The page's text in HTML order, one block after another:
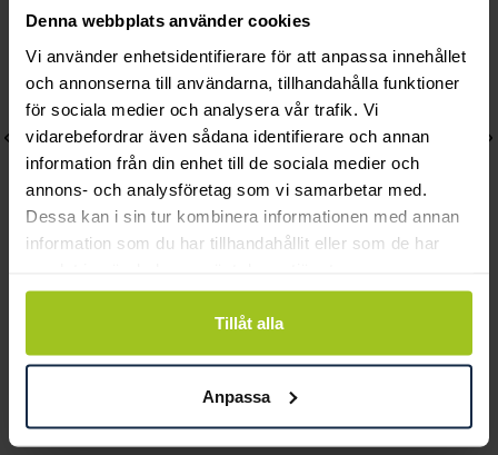
Denna webbplats använder cookies
Vi använder enhetsidentifierare för att anpassa innehållet
och annonserna till användarna, tillhandahålla funktioner
för sociala medier och analysera vår trafik. Vi
vidarebefordrar även sådana identifierare och annan
information från din enhet till de sociala medier och
annons- och analysföretag som vi samarbetar med.
Dessa kan i sin tur kombinera informationen med annan
information som du har tillhandahållit eller som de har
Tillåt alla
Anpassa
Charm-hängsmycke med
Pris:449 kr
449 kr